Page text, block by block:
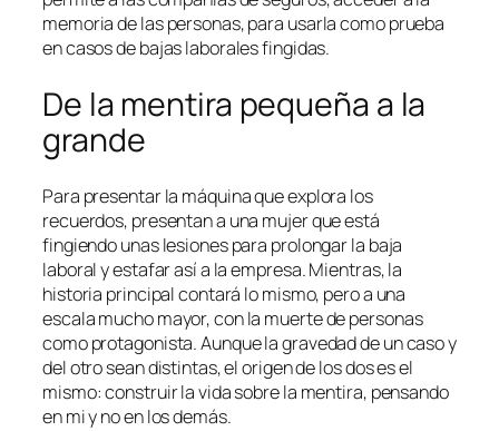
memoria de las personas, para usarla como prueba
en casos de bajas laborales fingidas.
De la mentira pequeña a la
grande
Para presentar la máquina que explora los
recuerdos, presentan a una mujer que está
fingiendo unas lesiones para prolongar la baja
laboral y estafar así a la empresa. Mientras, la
historia principal contará lo mismo, pero a una
escala mucho mayor, con la muerte de personas
como protagonista. Aunque la gravedad de un caso y
del otro sean distintas, el origen de los dos es el
mismo: construir la vida sobre la mentira, pensando
en mi y no en los demás.